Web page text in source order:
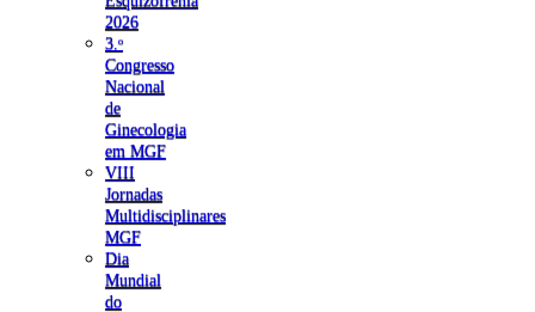
2026
3.ᵒ
Congresso
Nacional
de
Ginecologia
em MGF
VIII
Jornadas
Multidisciplinares
MGF
Dia
Mundial
do